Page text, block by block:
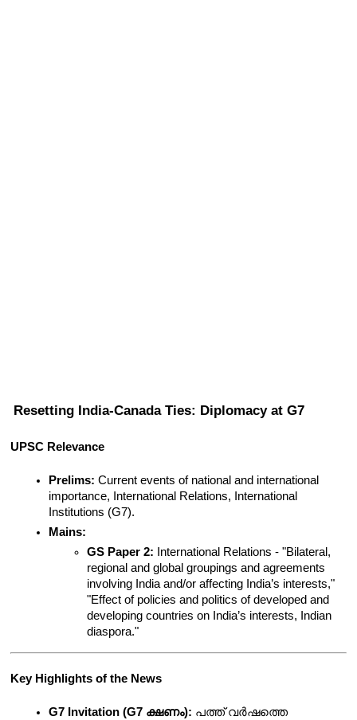
Resetting India-Canada Ties: Diplomacy at G7
UPSC Relevance
Prelims: Current events of national and international
importance, International Relations, International
Institutions (G7).
Mains:
GS Paper 2: International Relations - "Bilateral,
regional and global groupings and agreements
involving India and/or affecting India’s interests,"
"Effect of policies and politics of developed and
developing countries on India’s interests, Indian
diaspora."
Key Highlights of the News
G7 Invitation (G7 ക്ഷണം): പത്ത് വർഷത്തെ